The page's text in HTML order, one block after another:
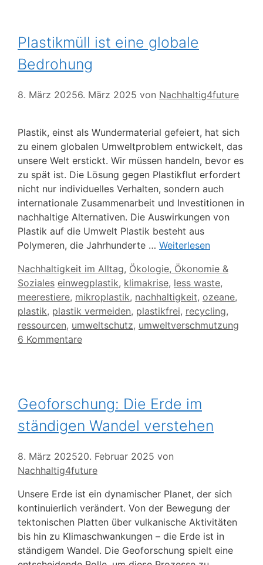
Plastikmüll ist eine globale
Bedrohung
8. März 20256. März 2025 von Nachhaltig4future
Plastik, einst als Wundermaterial gefeiert, hat sich
zu einem globalen Umweltproblem entwickelt, das
unsere Welt erstickt. Wir müssen handeln, bevor es
zu spät ist. Die Lösung gegen Plastikflut erfordert
nicht nur individuelles Verhalten, sondern auch
internationale Zusammenarbeit und Investitionen in
nachhaltige Alternativen. Die Auswirkungen von
Plastik auf die Umwelt Plastik besteht aus
Polymeren, die Jahrhunderte … Weiterlesen
Kategorien
Nachhaltigkeit im Alltag, Ökologie, Ökonomie &
Soziales Schlagwörter
einwegplastik, klimakrise, less waste,
meerestiere, mikroplastik, nachhaltigkeit, ozeane,
plastik, plastik vermeiden, plastikfrei, recycling,
ressourcen, umweltschutz, umweltverschmutzung
6 Kommentare
Geoforschung: Die Erde im
ständigen Wandel verstehen
8. März 202520. Februar 2025 von
Nachhaltig4future
Unsere Erde ist ein dynamischer Planet, der sich
kontinuierlich verändert. Von der Bewegung der
tektonischen Platten über vulkanische Aktivitäten
bis hin zu Klimaschwankungen – die Erde ist in
ständigem Wandel. Die Geoforschung spielt eine